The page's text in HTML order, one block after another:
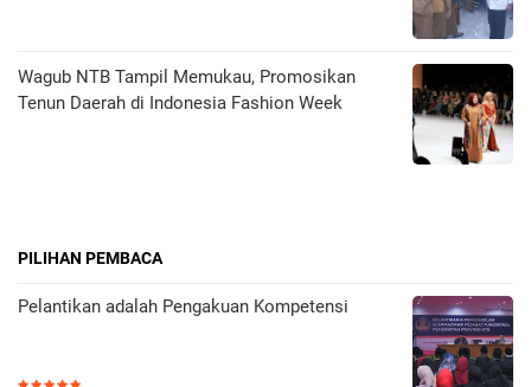
Wagub NTB Tampil Memukau, Promosikan
Tenun Daerah di Indonesia Fashion Week
PILIHAN PEMBACA
Pelantikan adalah Pengakuan Kompetensi